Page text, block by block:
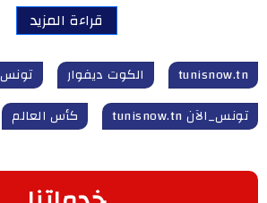
قراءة المزيد
tunisnow.tn الكوت ديفوار
تونس_الآن tunisnow.tn
كأس العالم